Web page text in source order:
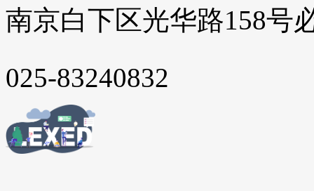
南京白下区光华路158号
025-83240832